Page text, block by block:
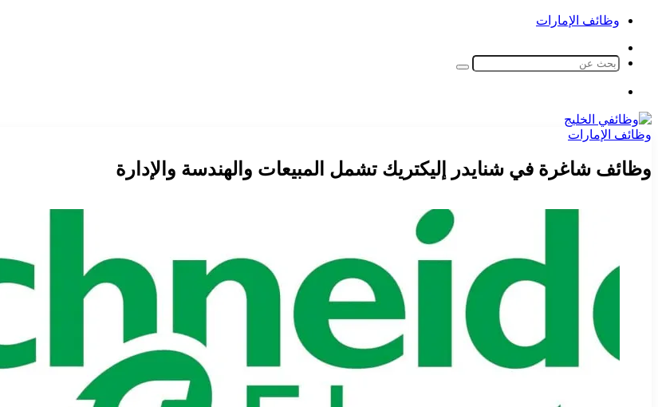
وظائف الإمارات
المظلم
بحث
وظائف الإمارات
وظائف شاغرة في شنايدر إليكتريك تشمل المبيعات والهندسة والإدارة